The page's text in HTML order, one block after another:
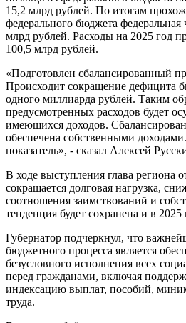
15,2 млрд рублей. По итогам
федерального бюджета федеральная
млрд рублей. Расходы на 2025 год
100,5 млрд рублей.
«Подготовлен сбалансированный
Происходит сокращение дефицита
одного миллиарда рублей. Таким
предусмотренных расходов будет
имеющихся доходов.
обеспечена собственными
показатель», - сказал Алексей
В ходе выступления глава региона
сокращается долговая нагрузка,
соотношения заимствований и
тенденция будет сохранена и в 2025
Губернатор подчеркнул, что
бюджетного процесса является
безусловного исполнения всех
перед гражданами, включая
индексацию выплат, пособий,
труда.